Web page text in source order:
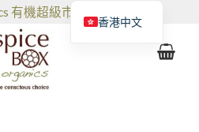
有機超級市場和咖啡館
香港中文